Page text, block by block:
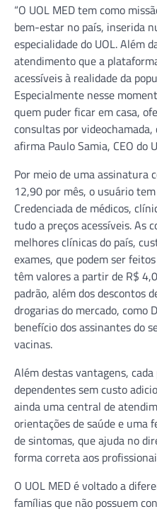
“O UOL MED tem como
bem-estar no país, inserida
especialidade do UOL. Além
atendimento que a
acessíveis à realidade da
Especialmente nesse
quem puder ficar em casa,
consultas por videochamada,
afirma Paulo Samia, CEO do
Por meio de uma assinatura
12,90 por mês, o usuário
Credenciada de médicos,
tudo a preços acessíveis. As
melhores clínicas do país,
exames, que podem ser
têm valores a partir de R$
padrão, além dos descontos
drogarias do mercado, como
benefício dos assinantes do
vacinas.
Além destas vantagens,
dependentes sem custo
ainda uma central de
orientações de saúde e uma
de sintomas, que ajuda no
forma correta aos
O UOL MED é voltado a
famílias que não possuem